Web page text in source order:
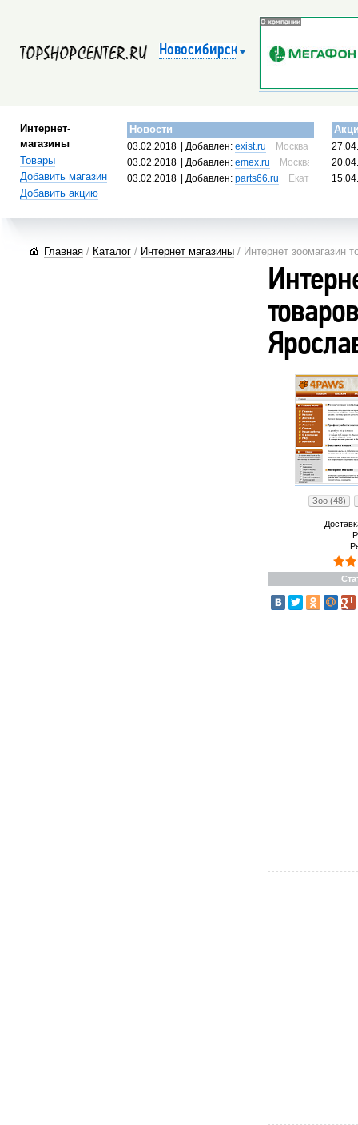
Новосибирск
Интернет-
магазины
Товары
Добавить магазин
Добавить акцию
Новости
03.02.2018 | Добавлен:exist.ru
Москва, Россия
03.02.2018
| Добавлен:emex.ru
Москва, Россия
03.02.2018
| Добавлен:parts66.ru Екатеринбург,
Главная / Каталог / Интернет магазины / Интернет зоомагазин
Зоо (48)